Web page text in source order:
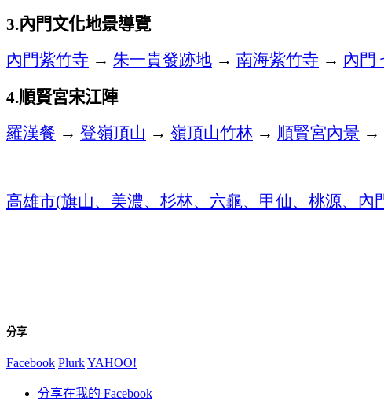
3.內門文化地景導覽
內門紫竹寺 → 朱一貴發跡地 → 南海紫竹寺 → 內門
4.順賢宮宋江陣
羅漢餐 → 登嶺頂山 → 嶺頂山竹林 → 順賢宮內景 →
高雄市(旗山、美濃、杉林、六龜、甲仙、桃源、內
分享
Facebook PlurkYAHOO!
分享在我的 Facebook